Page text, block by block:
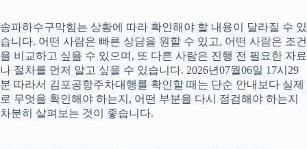
송파하수구막힘는 상황에 따라 확인해야 할 내용이 달라질 수 있
습니다. 어떤 사람은 빠른 상담을 원할 수 있고, 어떤 사람은 조건
을 비교하고 싶을 수 있으며, 또 다른 사람은 진행 전 필요한 자료
나 절차를 먼저 알고 싶을 수 있습니다. 2026년07월06일 17시29
분 따라서 김포공항주차대행를 확인할 때는 단순 안내보다 실제
로 무엇을 확인해야 하는지, 어떤 부분을 다시 점검해야 하는지
차분히 살펴보는 것이 좋습니다.